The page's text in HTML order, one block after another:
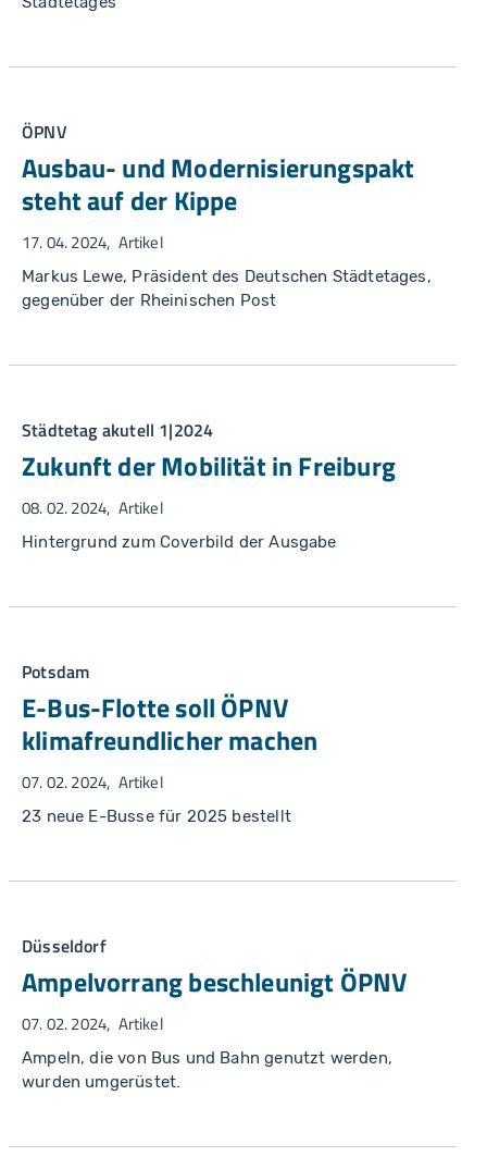
ÖPNV
Ausbau- und Modernisierungspakt
steht auf der Kippe
17. 04. 2024 Artikel
Markus Lewe, Präsident des Deutschen Städtetages,
gegenüber der Rheinischen Post
Städtetag akutell 1|2024
Zukunft der Mobilität in Freiburg
08. 02. 2024 Artikel
Hintergrund zum Coverbild der Ausgabe
Potsdam
E-Bus-Flotte soll ÖPNV
klimafreundlicher machen
07. 02. 2024 Artikel
23 neue E-Busse für 2025 bestellt
Düsseldorf
Ampelvorrang beschleunigt ÖPNV
07. 02. 2024 Artikel
Ampeln, die von Bus und Bahn genutzt werden,
wurden umgerüstet.